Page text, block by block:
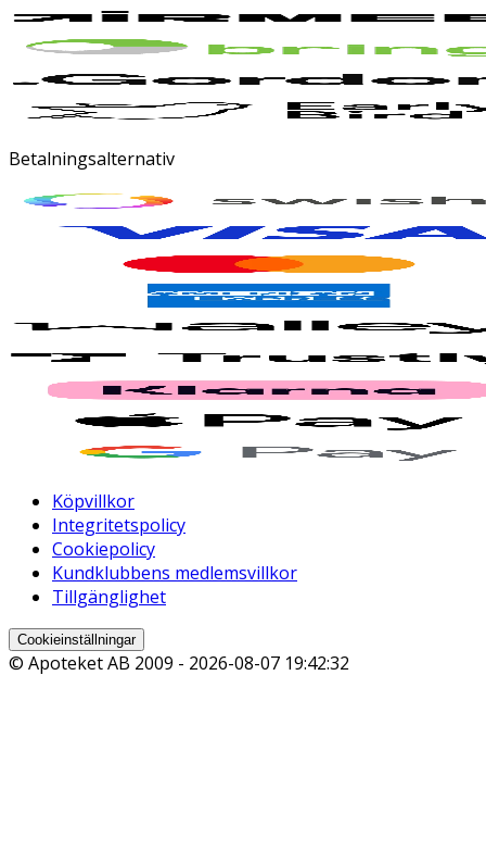
Betalningsalternativ
Köpvillkor
Integritetspolicy
Cookiepolicy
Kundklubbens medlemsvillkor
Tillgänglighet
Cookieinställningar
© Apoteket AB 2009 - 2026-08-07 19:42:32